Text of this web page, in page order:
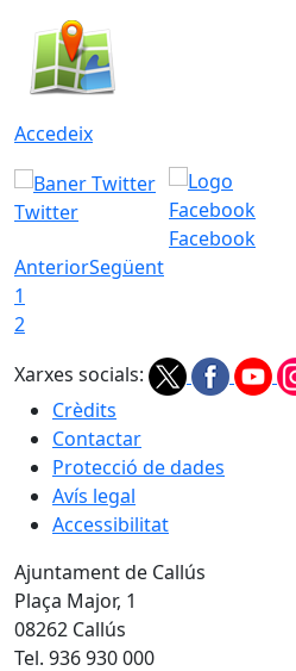
Accedeix
Twitter
Facebook
AnteriorSegüent
1
2
Xarxes socials:
Crèdits
Contactar
Protecció de dades
Avís legal
Accessibilitat
Ajuntament de Callús
Plaça Major, 1
08262 Callús
Tel. 936 930 000